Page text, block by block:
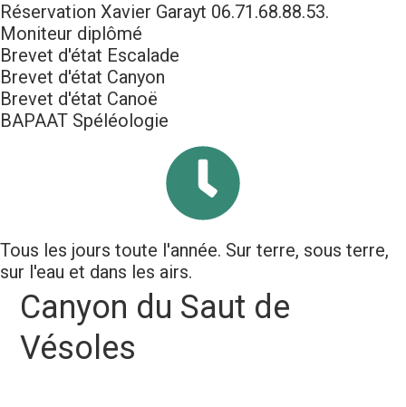
Réservation Xavier Garayt 06.71.68.88.53.
Moniteur diplômé
Brevet d'état Escalade
Brevet d'état Canyon
Brevet d'état Canoë
BAPAAT Spéléologie
Tous les jours toute l'année. Sur terre, sous terre,
sur l'eau et dans les airs.
Canyon du Saut de
Vésoles